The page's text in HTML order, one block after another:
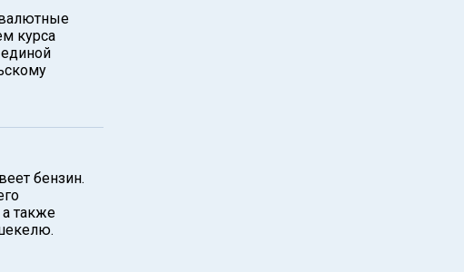
курса
бензин.
также